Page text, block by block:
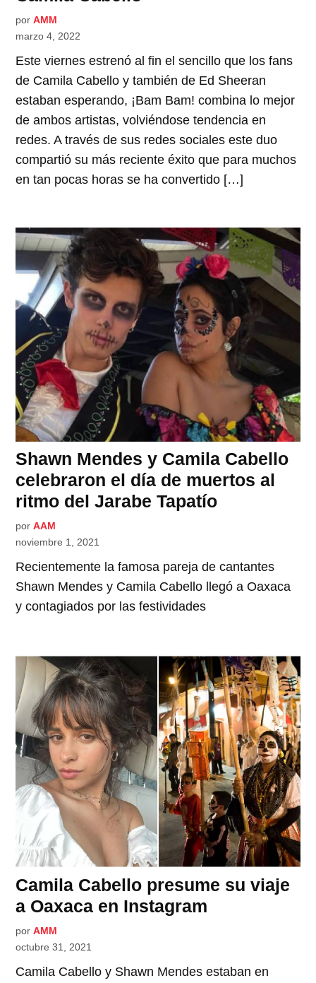
por AMM
marzo 4, 2022
Este viernes estrenó al fin el sencillo que los fans
de Camila Cabello y también de Ed Sheeran
estaban esperando, ¡Bam Bam! combina lo mejor
de ambos artistas, volviéndose tendencia en
redes. A través de sus redes sociales este duo
compartió su más reciente éxito que para muchos
en tan pocas horas se ha convertido […]
Shawn Mendes y Camila Cabello
celebraron el día de muertos al
ritmo del Jarabe Tapatío
por AAM
noviembre 1, 2021
Recientemente la famosa pareja de cantantes
Shawn Mendes y Camila Cabello llegó a Oaxaca
y contagiados por las festividades
Camila Cabello presume su viaje
a Oaxaca en Instagram
por AMM
octubre 31, 2021
Camila Cabello y Shawn Mendes estaban en